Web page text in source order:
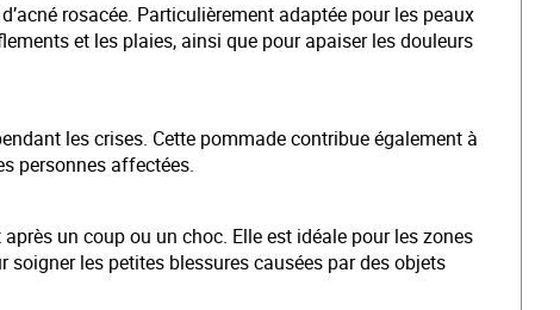
rosacée. Particulièrement adaptée pour les peaux
et les plaies, ainsi que pour apaiser les douleurs
les crises. Cette pommade contribue également à
personnes affectées.
un coup ou un choc. Elle est idéale pour les zones
les petites blessures causées par des objets